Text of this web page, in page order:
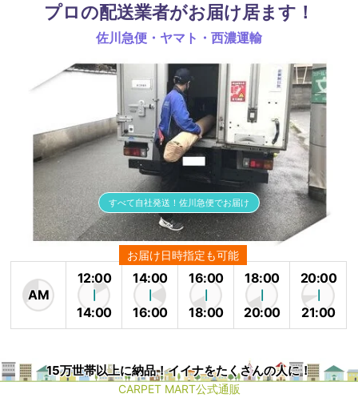
プロの配送業者がお届け居ます！
佐川急便・ヤマト・西濃運輸
すべて自社発送！佐川急便でお届け
お届け日時指定も可能
AM
12:00
14:00
14:00
16:00
16:00
18:00
18:00
20:00
20:00
21:00
15万世帯以上に納品！イイナをたくさんの人に！
CARPET MART公式通販